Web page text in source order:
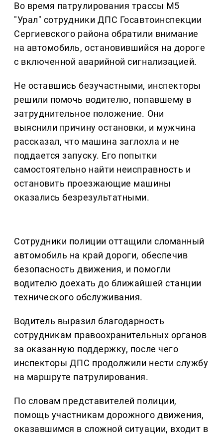
Во время патрулирования трассы М5
"Урал" сотрудники ДПС Госавтоинспекции
Сергиевского района обратили внимание
на автомобиль, остановившийся на дороге
с включенной аварийной сигнализацией.
Не оставшись безучастными, инспекторы
решили помочь водителю, попавшему в
затруднительное положение. Они
выяснили причину остановки, и мужчина
рассказал, что машина заглохла и не
поддается запуску. Его попытки
самостоятельно найти неисправность и
остановить проезжающие машины
оказались безрезультатными.
Сотрудники полиции оттащили сломанный
автомобиль на край дороги, обеспечив
безопасность движения, и помогли
водителю доехать до ближайшей станции
технического обслуживания.
Водитель выразил благодарность
сотрудникам правоохранительных органов
за оказанную поддержку, после чего
инспекторы ДПС продолжили нести службу
на маршруте патрулирования.
По словам представителей полиции,
помощь участникам дорожного движения,
оказавшимся в сложной ситуации, входит в